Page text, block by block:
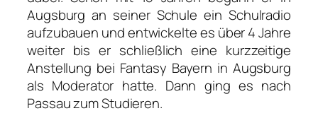
Augsburg an seiner Schule ein Schulradio
aufzubauen und entwickelte es über 4 Jahre
weiter bis er schließlich eine kurzzeitige
Anstellung bei Fantasy Bayern in Augsburg
als Moderator hatte. Dann ging es nach
Passau zum Studieren.